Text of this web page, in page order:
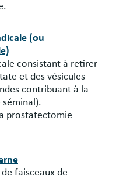
(ou
consistant à retirer
et des vésicules
contribuant à la
prostatectomie
faisceaux de